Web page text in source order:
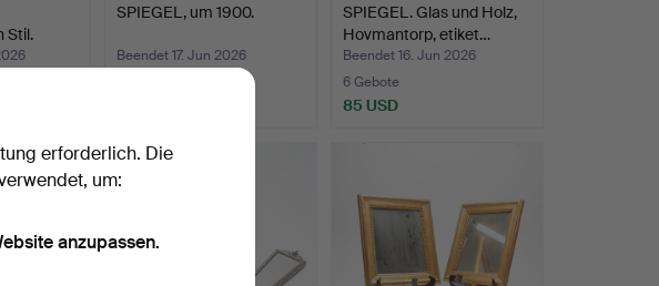
Stil.
SPIEGEL, um 1900.
Beendet 17. Jun 2026
SPIEGEL. Glas und Holz,
Hovmantorp, etiket…
Beendet 16. Jun 2026
6 Gebote
85 USD
erforderlich. Die
um:
anzupassen.